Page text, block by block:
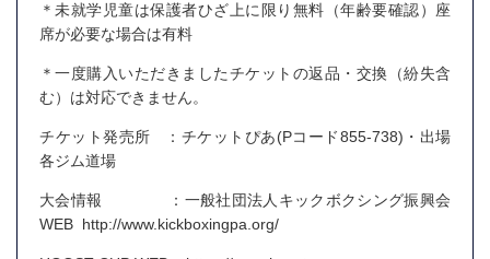
＊未就学児童は保護者ひざ上に限り無料（年齢要確認）座
席が必要な場合は有料
＊一度購入いただきましたチケットの返品・交換（紛失含
む）は対応できません。
チケット発売所 ：チケットぴあ(Pコード855-738)・出場
各ジム道場
大会情報 ：一般社団法人キックボクシング振興会
WEB http://www.kickboxingpa.org/